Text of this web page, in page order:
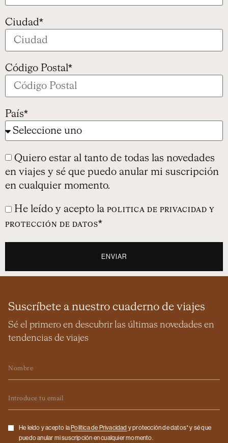
Ciudad*
Código Postal*
País*
Quiero estar al tanto de todas las novedades
en viajes y sé que puedo anular mi suscripción
en cualquier momento.
He leído y acepto la POLITICA DE PRIVACIDAD Y
PROTECCIÓN DE DATOS*
ENVIAR
Suscríbete a nuestro cuaderno de viajes
Sé el primero en descubrir las últimas novedades en
tendencias de viajes
Checkbox
He leído y acepto la Politica de Privacidad y protección de datos* y sé que
puedo anular mi suscripción en cualquier momento.